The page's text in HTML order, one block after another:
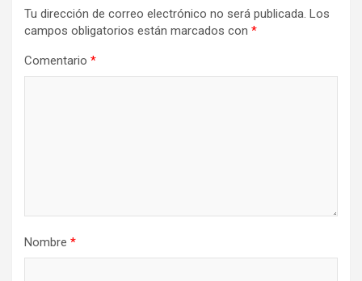
Tu dirección de correo electrónico no será publicada. Los
campos obligatorios están marcados con *
Comentario *
Nombre *